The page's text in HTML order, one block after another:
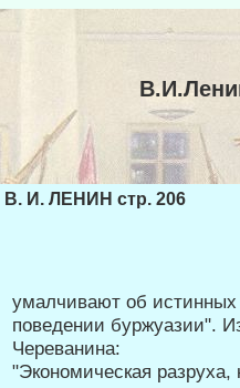
В. И. ЛЕНИН стр. 206
умалчивают об
поведении буржуазии".
Череванина:
"Экономическая